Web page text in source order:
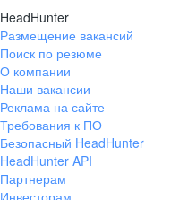
HeadHunter
Размещение вакансий
Поиск по резюме
О компании
Наши вакансии
Реклама на сайте
Требования к ПО
Безопасный HeadHunter
HeadHunter API
Партнерам
Инвесторам